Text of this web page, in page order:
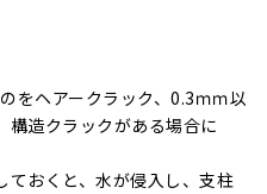
をヘアークラック、0.3ｍｍ以
構造クラックがある場合に
ておくと、水が侵入し、支柱